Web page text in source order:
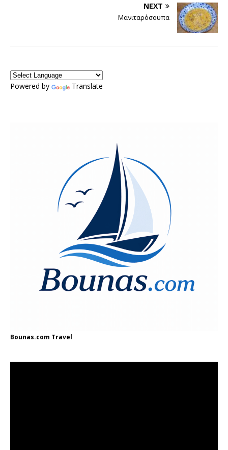
NEXT
Μανιταρόσουπα
Powered by Translate
Bounas.com Travel